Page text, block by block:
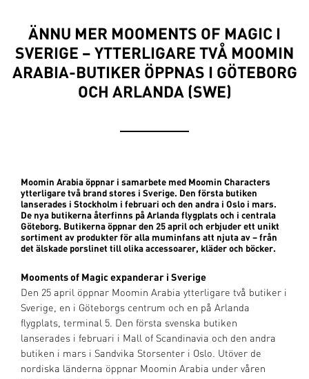
ÄNNU MER MOOMENTS OF MAGIC I
SVERIGE – YTTERLIGARE TVÅ MOOMIN
ARABIA-BUTIKER ÖPPNAS I GÖTEBORG
OCH ARLANDA (SWE)
Moomin Arabia öppnar i samarbete med Moomin Characters
ytterligare två brand stores i Sverige. Den första butiken
lanserades i Stockholm i februari och den andra i Oslo i mars.
De nya butikerna återfinns på Arlanda flygplats och i centrala
Göteborg. Butikerna öppnar den 25 april och erbjuder ett unikt
sortiment av produkter för alla muminfans att njuta av – från
det älskade porslinet till olika accessoarer, kläder och böcker.
Mooments of Magic expanderar i Sverige
Den 25 april öppnar Moomin Arabia ytterligare två butiker i
Sverige, en i Göteborgs centrum och en på Arlanda
flygplats, terminal 5. Den första svenska butiken
lanserades i februari i Mall of Scandinavia och den andra
butiken i mars i Sandvika Storsenter i Oslo. Utöver de
nordiska länderna öppnar Moomin Arabia under våren